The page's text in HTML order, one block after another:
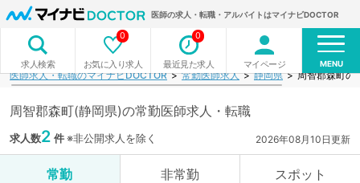
医師の求人・転職・アルバイトはマイナビDOCTOR
求人検索 お気に入り求人
0
最近見た求人
0
マイページ MENU
医師求人・転職のマイナビDOCTOR 常勤医師求人 静岡県 周智郡森町の
周智郡森町(静岡県)の常勤医師求人・転職
求人数2 件※非公開求人を除く 2026年08月10日更新
常勤 非常勤 スポット